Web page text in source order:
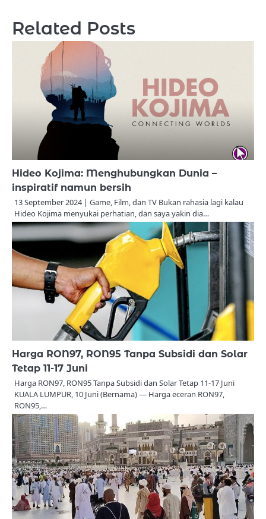
Related Posts
Hideo Kojima: Menghubungkan Dunia –
inspiratif namun bersih
13 September 2024 | Game, Film, dan TV Bukan rahasia lagi kalau
Hideo Kojima menyukai perhatian, dan saya yakin dia…
Harga RON97, RON95 Tanpa Subsidi dan Solar
Tetap 11-17 Juni
Harga RON97, RON95 Tanpa Subsidi dan Solar Tetap 11-17 Juni
KUALA LUMPUR, 10 Juni (Bernama) — Harga eceran RON97,
RON95,…